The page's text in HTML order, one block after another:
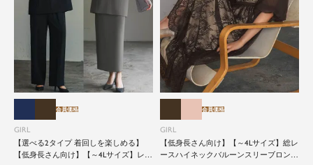
GIRL
【選べる2タイプ 着回しを楽しめる】
【低身長さん向け】【～4Lサイズ】レイ
会員価格
GIRL
【低身長さん向け】【～4Lサイズ】総レ
ースハイネックバルーンスリーブロング
会員価格